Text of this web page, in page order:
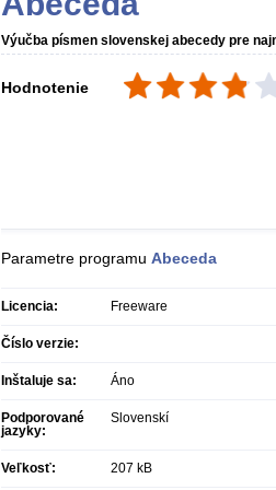
Výučba písmen slovenskej abecedy pre
Hodnotenie
Parametre programu Abeceda
Licencia: Freeware
Číslo verzie:
Inštaluje sa: Áno
Podporované
jazyky:
Slovenskí
Veľkosť: 207 kB